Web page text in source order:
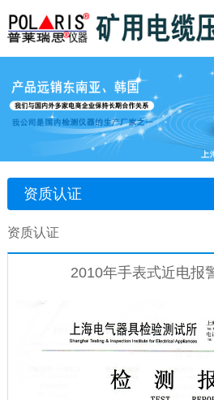
资质认证
资质认证
2010年手表式近电报